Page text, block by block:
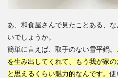
あ、和食屋さんで見たことある、
いでしょうか。
簡単に言えば、取手のない雪平鍋。
を生み出してくれて、もう我が家
と思えるくらい魅力的なんです。使